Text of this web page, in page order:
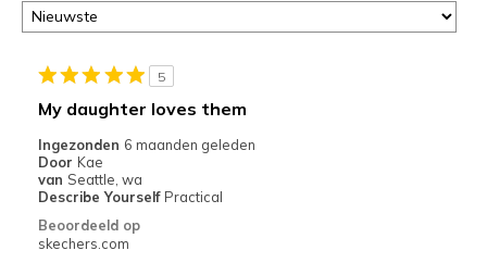
5
My daughter loves them
Ingezonden 6 maanden geleden
Door Kae
van Seattle, wa
Describe Yourself Practical
Beoordeeld op
skechers.com